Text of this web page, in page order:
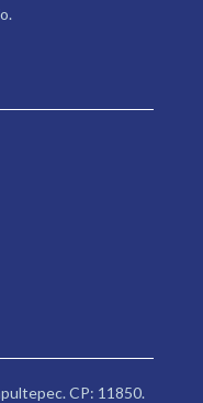
CP: 11850.